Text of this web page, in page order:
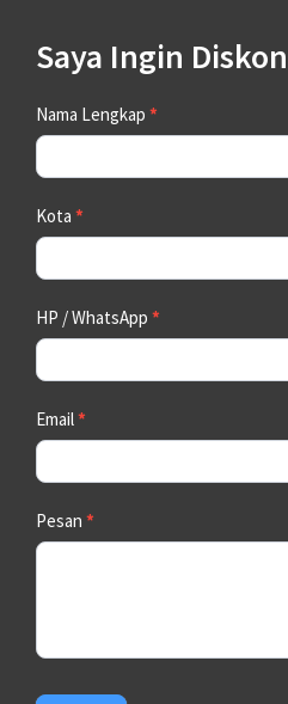
Saya Ingin Diskon
Contact
Us
Nama Lengkap *
Kota *
HP / WhatsApp *
Email*
Pesan *